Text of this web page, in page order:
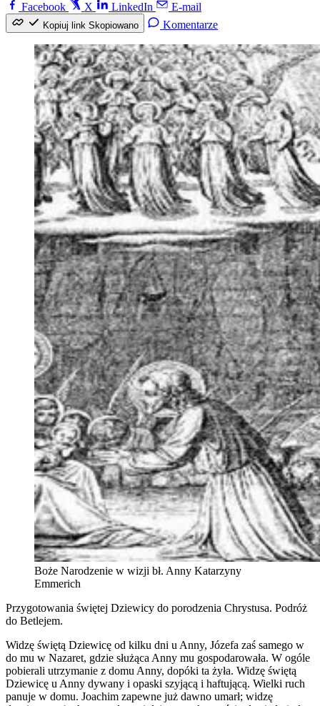
Facebook
X LinkedIn E-mail
Kopiuj link Skopiowano Komentarze
Boże Narodzenie w wizji bł. Anny Katarzyny
Emmerich
Przygotowania świętej Dziewicy do porodzenia Chrystusa. Podróż
do Betlejem.
Widzę świętą Dziewicę od kilku dni u Anny, Józefa zaś samego w
do mu w Nazaret, gdzie służąca Anny mu gospodarowała. W ogóle
pobierali utrzymanie z domu Anny, dopóki ta żyła. Widzę świętą
Dziewicę u Anny dywany i opaski szyjącą i haftującą. Wielki ruch
panuje w domu. Joachim zapewne już dawno umarł; widzę